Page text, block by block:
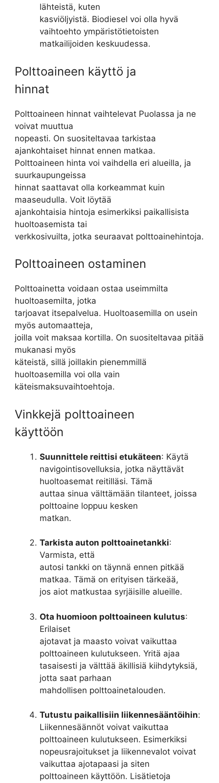
lähteistä, kuten
kasviöljyistä. Biodiesel voi olla hyvä
vaihtoehto ympäristötietoisten
matkailijoiden keskuudessa.
Polttoaineen käyttö ja
hinnat
Polttoaineen hinnat vaihtelevat Puolassa ja ne
voivat muuttua
nopeasti. On suositeltavaa tarkistaa
ajankohtaiset hinnat ennen matkaa.
Polttoaineen hinta voi vaihdella eri alueilla, ja
suurkaupungeissa
hinnat saattavat olla korkeammat kuin
maaseudulla. Voit löytää
ajankohtaisia hintoja esimerkiksi paikallisista
huoltoasemista tai
verkkosivuilta, jotka seuraavat polttoainehintoja.
Polttoaineen ostaminen
Polttoainetta voidaan ostaa useimmilta
huoltoasemilta, jotka
tarjoavat itsepalvelua. Huoltoasemilla on usein
myös automaatteja,
joilla voit maksaa kortilla. On suositeltavaa pitää
mukanasi myös
käteistä, sillä joillakin pienemmillä
huoltoasemilla voi olla vain
käteismaksuvaihtoehtoja.
Vinkkejä polttoaineen
käyttöön
Suunnittele reittisi etukäteen: Käytä
navigointisovelluksia, jotka näyttävät
huoltoasemat reitilläsi. Tämä
auttaa sinua välttämään tilanteet, joissa
polttoaine loppuu kesken
matkan.
Tarkista auton polttoainetankki:
Varmista, että
autosi tankki on täynnä ennen pitkää
matkaa. Tämä on erityisen tärkeää,
jos aiot matkustaa syrjäisille alueille.
Ota huomioon polttoaineen kulutus:
Erilaiset
ajotavat ja maasto voivat vaikuttaa
polttoaineen kulutukseen. Yritä ajaa
tasaisesti ja välttää äkillisiä kiihdytyksiä,
jotta saat parhaan
mahdollisen polttoainetalouden.
Tutustu paikallisiin liikennesääntöihin:
Liikennesäännöt voivat vaikuttaa
polttoaineen kulutukseen. Esimerkiksi
nopeusrajoitukset ja liikennevalot voivat
vaikuttaa ajotapaasi ja siten
polttoaineen käyttöön. Lisätietoja